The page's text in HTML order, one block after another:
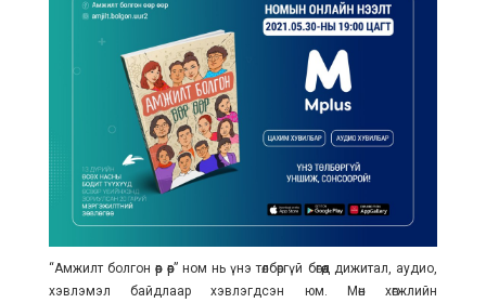
“Амжилт болгон өөр өөр” ном нь үнэ төлбөргүй бөгөөд дижитал, аудио,
хэвлэмэл байдлаар хэвлэгдсэн юм. Мөн хөгжлийн